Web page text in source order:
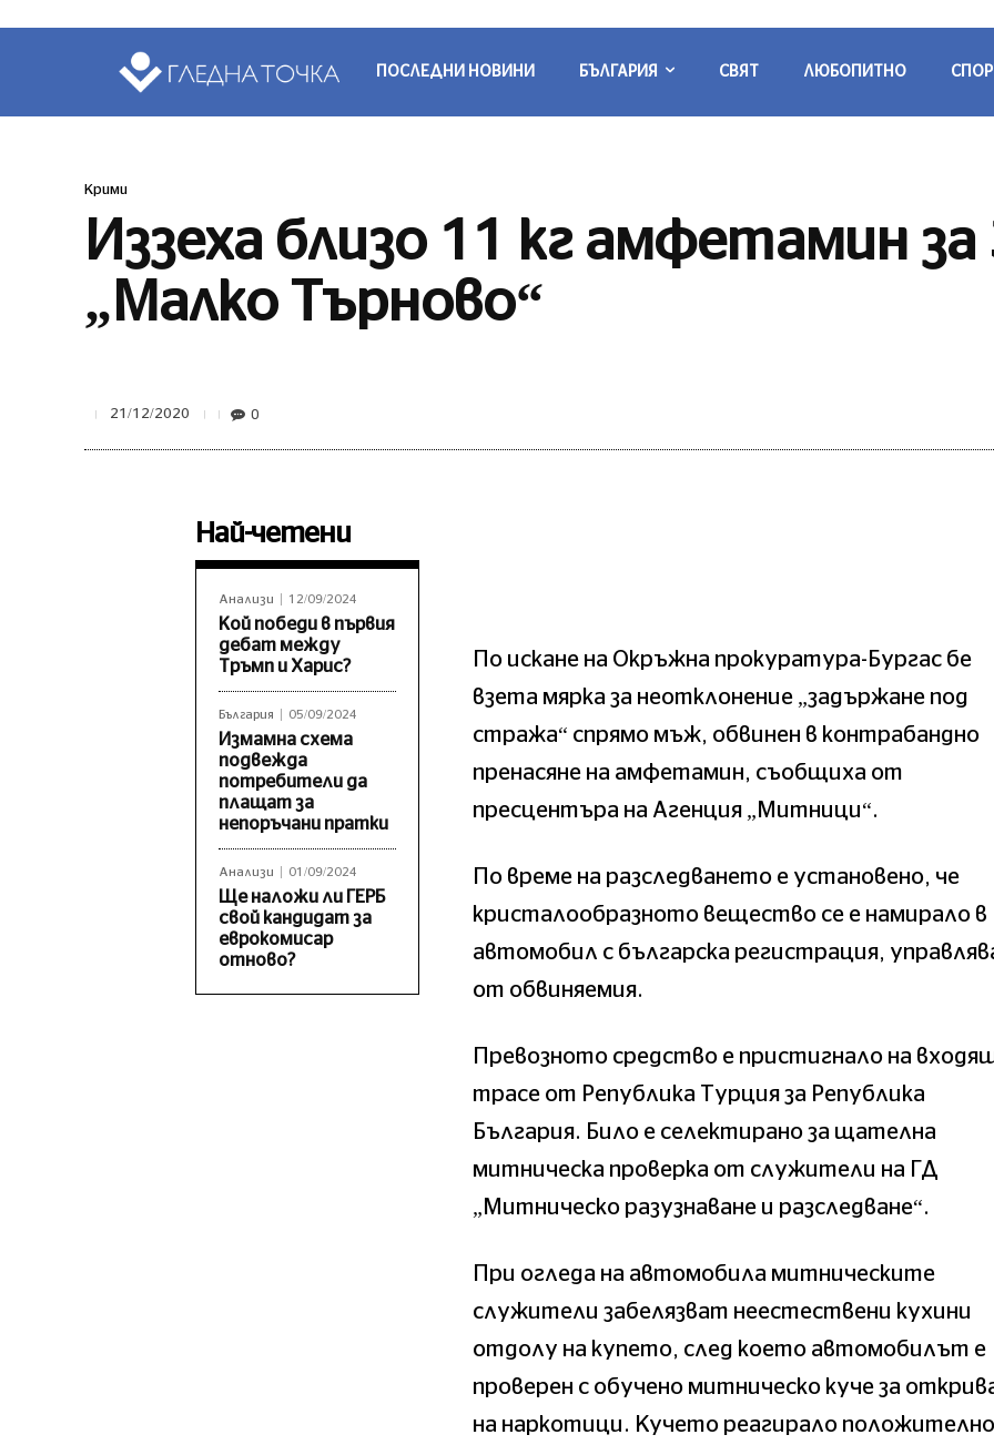
ПОСЛЕДНИ НОВИНИ БЪЛГАРИЯ СВЯТ ЛЮБОПИТНО СПОРТ
Крими
Иззеха близо 11 кг амфетамин за
„Малко Търново“
21/12/2020 0
Най-четени
Анализи 12/09/2024
Кой победи в първия
дебат между
Тръмп и Харис?
България 05/09/2024
Измамна схема
подвежда
потребители да
плащат за
непоръчани пратки
Анализи 01/09/2024
Ще наложи ли ГЕРБ
свой кандидат за
еврокомисар
отново?
По искане на Окръжна прокуратура-Бургас бе
взета мярка за неотклонение „задържане под
стража“ спрямо мъж, обвинен в контрабандно
пренасяне на амфетамин, съобщиха от
пресцентъра на Агенция „Митници“.
По време на разследването е установено, че
кристалообразното вещество се е намирало в
автомобил с българска регистрация,
от обвиняемия.
Превозното средство е пристигнало на
трасе от Република Турция за Република
България. Било е селектирано за щателна
митническа проверка от служители на ГД
„Митническо разузнаване и разследване“.
При огледа на автомобила митническите
служители забелязват неестествени кухини
отдолу на купето, след което автомобилът е
проверен с обучено митническо куче за
на наркотици. Кучето реагирало